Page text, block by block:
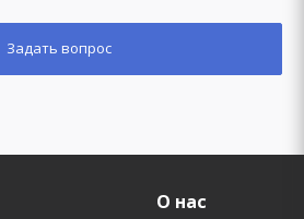
О нас